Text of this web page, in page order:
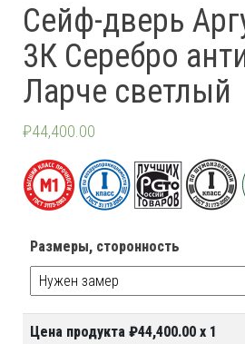
Сейф-дверь
3К Серебро
Ларче светлый
₽44,400.00
Размеры, сторонность
Цена продукта ₽44,400.00x 1